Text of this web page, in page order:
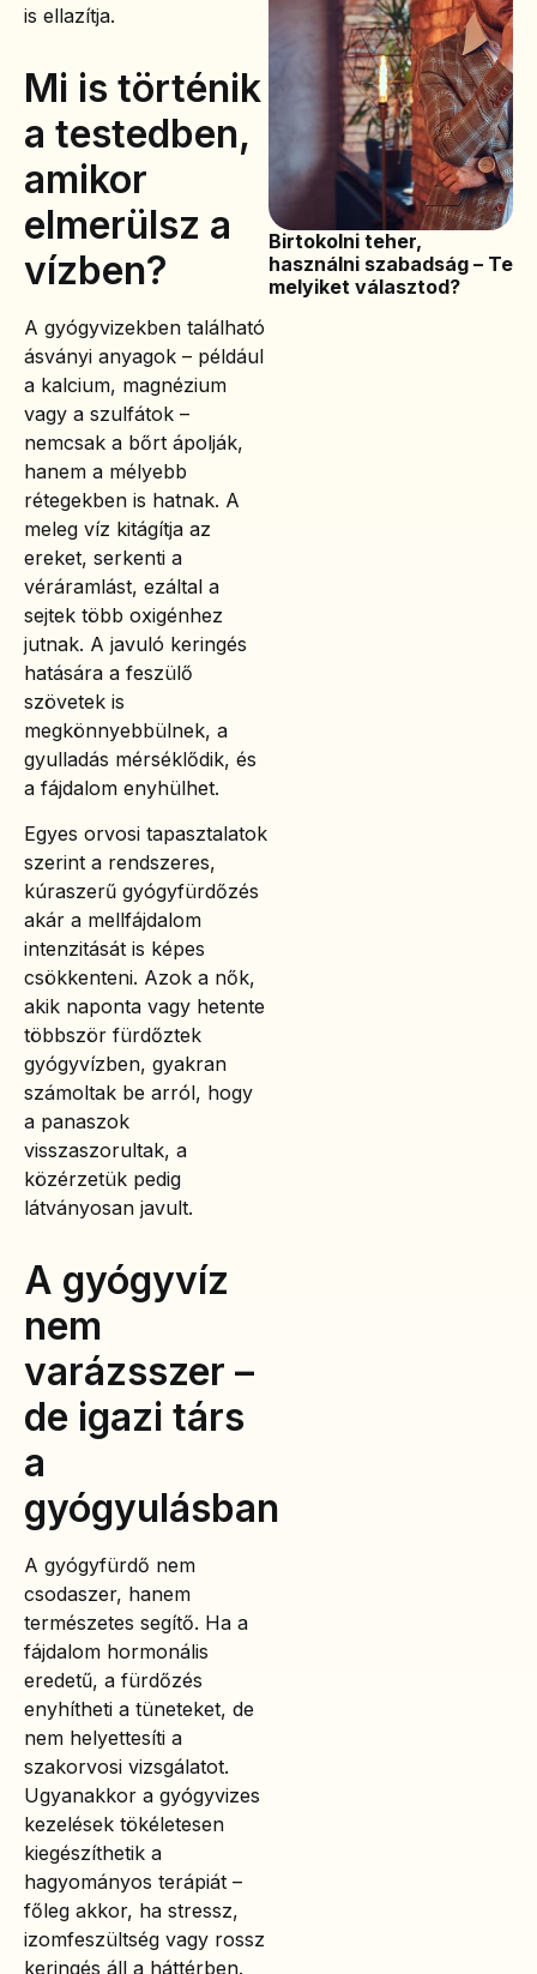
is ellazítja.
Mi is történik
a testedben,
amikor
elmerülsz a
vízben?
A gyógyvizekben található
ásványi anyagok – például
a kalcium, magnézium
vagy a szulfátok –
nemcsak a bőrt ápolják,
hanem a mélyebb
rétegekben is hatnak. A
meleg víz kitágítja az
ereket, serkenti a
véráramlást, ezáltal a
sejtek több oxigénhez
jutnak. A javuló keringés
hatására a feszülő
szövetek is
megkönnyebbülnek, a
gyulladás mérséklődik, és
a fájdalom enyhülhet.
Egyes orvosi tapasztalatok
szerint a rendszeres,
kúraszerű gyógyfürdőzés
akár a mellfájdalom
intenzitását is képes
csökkenteni. Azok a nők,
akik naponta vagy hetente
többször fürdőztek
gyógyvízben, gyakran
számoltak be arról, hogy
a panaszok
visszaszorultak, a
közérzetük pedig
látványosan javult.
A gyógyvíz
nem
varázsszer –
de igazi társ
a
gyógyulásban
A gyógyfürdő nem
csodaszer, hanem
természetes segítő. Ha a
fájdalom hormonális
eredetű, a fürdőzés
enyhítheti a tüneteket, de
nem helyettesíti a
szakorvosi vizsgálatot.
Ugyanakkor a gyógyvizes
kezelések tökéletesen
kiegészíthetik a
hagyományos terápiát –
főleg akkor, ha stressz,
izomfeszültség vagy rossz
keringés áll a háttérben.
Birtokolni teher,
használni szabadság – Te
melyiket választod?